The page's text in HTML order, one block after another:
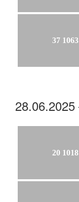
37 1063
20 1018